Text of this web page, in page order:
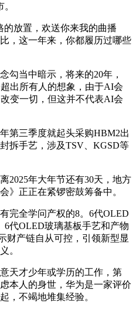
放置，欢送你来我的曲播
，这一年来，你都履历过哪些
当中暗示，将来的20年，
出所有人的想象，由于AI会
变一切，但这并不代表AI会
三季度就起头采购HBM2出
拆手艺，涉及TSV、KGSD等
年大年节还有30天，地方
》正正在紧锣密鼓筹备中。
全学问产权的8。6代OLED
6代OLED玻璃基板手艺和产物
财产链自从可控，引领新型显
。
才少年或学历的工作，第
本人的身世，华为是一家评价
，不竭地堆集经验。